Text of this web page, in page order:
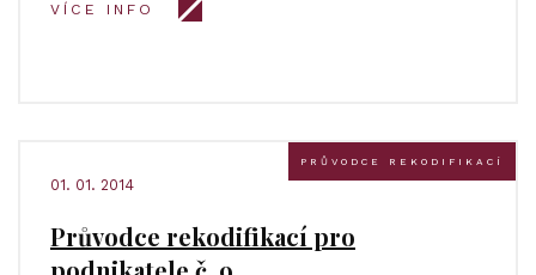
VÍCE INFO
PRŮVODCE REKODIFIKACÍ
01. 01. 2014
Průvodce rekodifikací pro